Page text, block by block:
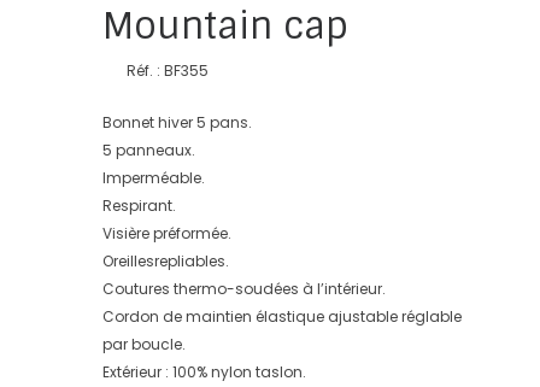
Mountain cap
Réf. : BF355
Bonnet hiver 5 pans.
5 panneaux.
Imperméable.
Respirant.
Visière préformée.
Oreillesrepliables.
Coutures thermo-soudées à l’intérieur.
Cordon de maintien élastique ajustable réglable
par boucle.
Extérieur : 100% nylon taslon.